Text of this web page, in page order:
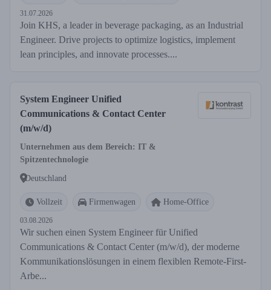
31.07.2026
Join KHS, a leader in beverage packaging, as an Industrial
Engineer. Drive projects to optimize logistics, implement
lean principles, and innovate processes....
System Engineer Unified
Communications & Contact Center
(m/w/d)
Unternehmen aus dem Bereich: IT &
Spitzentechnologie
Deutschland
Vollzeit Firmenwagen Home-Office
03.08.2026
Wir suchen einen System Engineer für Unified
Communications & Contact Center (m/w/d), der moderne
Kommunikationslösungen in einem flexiblen Remote-First-
Arbe...